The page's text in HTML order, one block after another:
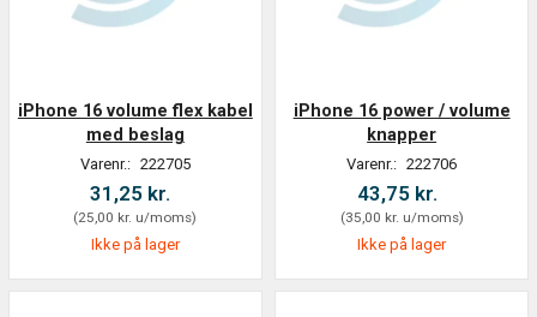
iPhone 16 volume flex kabel
med beslag
Varenr.: 222705
31,25 kr.
(25,00 kr. u/moms)
Ikke på lager
iPhone 16 power / volume
knapper
Varenr.: 222706
43,75 kr.
(35,00 kr. u/moms)
Ikke på lager